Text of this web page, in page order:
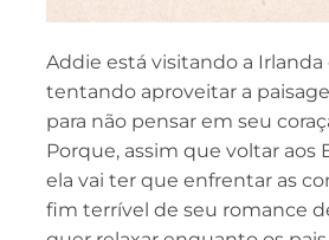
Addie está visitando a Irlanda
tentando aproveitar a
para não pensar em seu
Porque, assim que voltar aos
ela vai ter que enfrentar as
fim terrível de seu romance